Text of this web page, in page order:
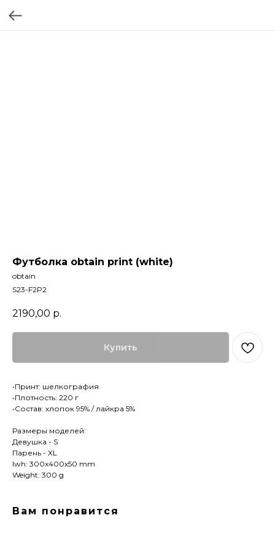
Футболка obtain print (white)
obtain
S23-F2P2
2190,00 р.
Купить
•Принт: шелкография
•Плотность: 220 г
•Состав: хлопок 95% / лайкра 5%
Размеры моделей:
Девушка - S
Парень - XL
lwh: 300x400x50 mm
Weight: 300 g
Вам понравится